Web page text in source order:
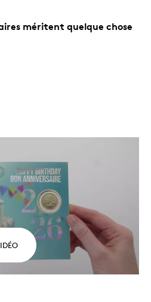
méritent quelque chose
cadeau 2026 –
chérira pour les années
En plus du dollar
chaque ensemble-cadeau
2 $, de 25 ¢, de 10 ¢ et de 5
canadiennes hors-
immortaliser le moment.
et de l’esprit sauvage du
1 $ contenue dans chaque
(Bébé, Anniversaire, Fêtes
un motif de bernache